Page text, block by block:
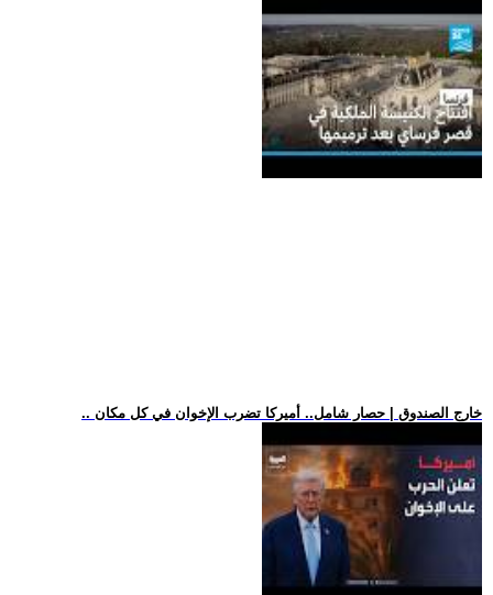
.. خارج الصندوق | حصار شامل.. أميركا تضرب الإخوان في كل مكان